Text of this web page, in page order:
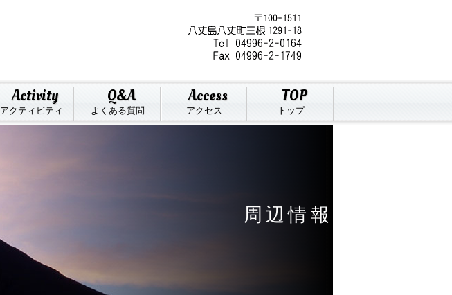
Activity
アクティビティ
Q&A
よくある質問
Access
アクセス
TOP
トップ
周 辺情 報